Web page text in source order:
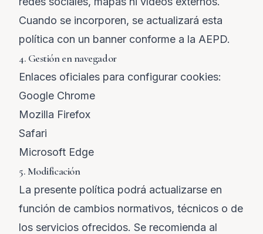
Cuando se incorporen, se actualizará esta
política con un banner conforme a la AEPD.
4. Gestión en navegador
Enlaces oficiales para configurar cookies:
Google Chrome
Mozilla Firefox
Safari
Microsoft Edge
5. Modificación
La presente política podrá actualizarse en
función de cambios normativos, técnicos o de
los servicios ofrecidos. Se recomienda al